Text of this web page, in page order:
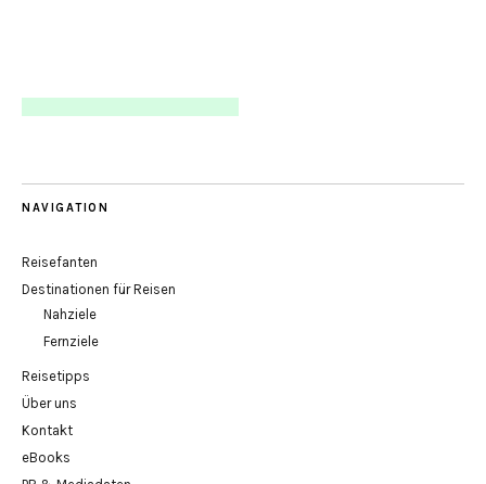
NAVIGATION
Reisefanten
Destinationen für Reisen
Nahziele
Fernziele
Reisetipps
Über uns
Kontakt
eBooks